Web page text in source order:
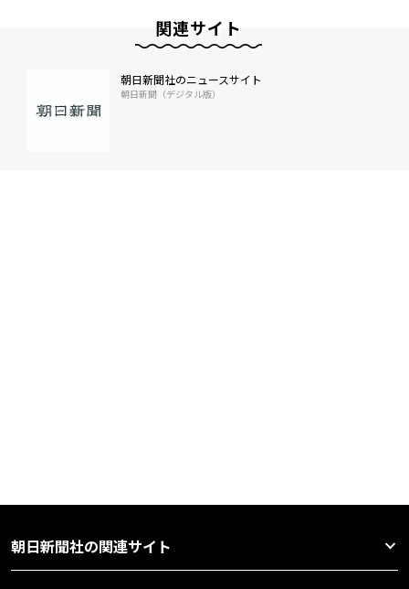
関連サイト
朝日新聞社のニュースサイト
朝日新聞（デジタル版）
朝日新聞社の関連サイト